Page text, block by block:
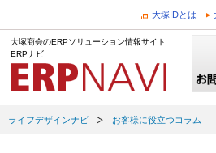
大塚IDとは
大塚商会のERPソリューション情報サイト
ERPナビ
ライフデザインナビ お客様に役立つコラム